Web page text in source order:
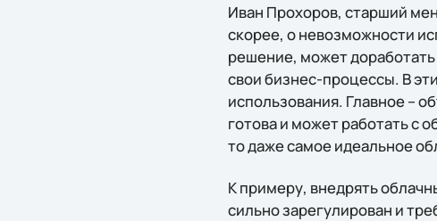
Иван Прохоров, старший
скорее, о невозможности
решение, может
свои бизнес-процессы. В
использования. Главное –
готова и может работать с
то даже самое идеальное
К примеру, внедрять
сильно зарегулирован и